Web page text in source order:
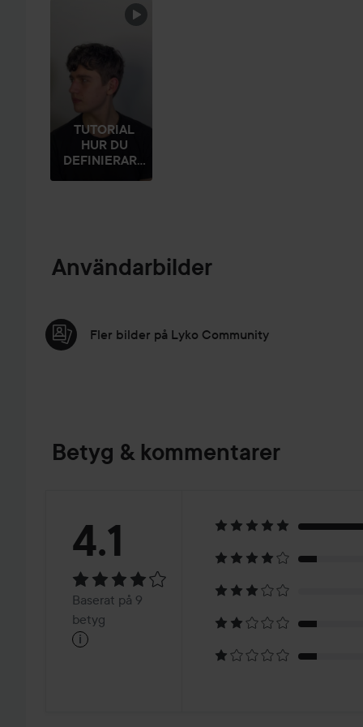
HOPPA ÖVER SEKTIONEN
TUTORIAL
HUR DU
DEFINIERAR...
Användarbilder
Fler bilder på Lyko Community
Betyg & kommentarer
Betyg:
4.1Baserat
på
4.1
Baserat på 9
betyg
i